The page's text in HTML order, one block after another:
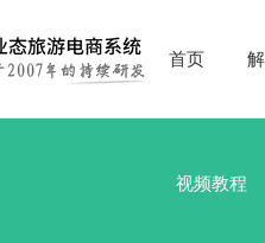
首页
视频教程